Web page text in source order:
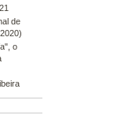
de
o